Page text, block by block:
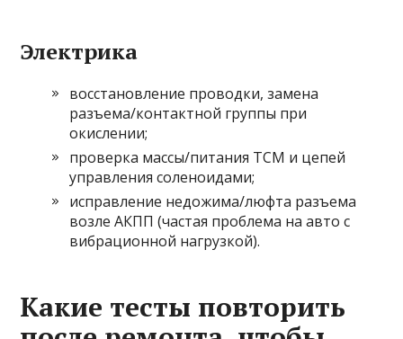
Электрика
восстановление проводки, замена
разъема/контактной группы при
окислении;
проверка массы/питания TCM и цепей
управления соленоидами;
исправление недожима/люфта разъема
возле АКПП (частая проблема на авто с
вибрационной нагрузкой).
Какие тесты повторить